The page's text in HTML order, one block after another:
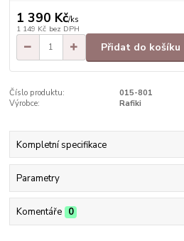
1 390 Kč/ks
1 149 Kč bez DPH
Přidat do košíku
Číslo produktu:
015-801
Výrobce:
Rafiki
Kompletní specifikace
Parametry
Komentáře 0